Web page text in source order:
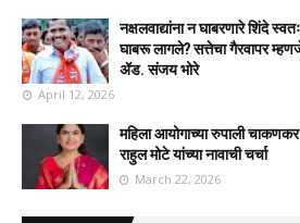
नक्षलवाद्यांना न घाबरणारे शिंदे
घाबरू लागले? सत्तेचा गैरवापर
ॲड. संजय भोरे
April 12, 2026
महिला आयोगाच्या रुपाली चाकणकर
राहुल मोटे यांच्या नावाची चर्चा
March 22, 2026